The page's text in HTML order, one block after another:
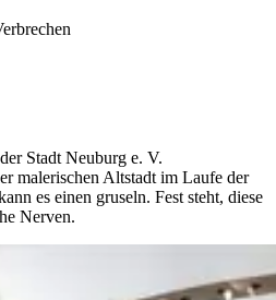
Stadt Neuburg e. V.
malerischen Altstadt im Laufe der
es einen gruseln. Fest steht, diese
Nerven.